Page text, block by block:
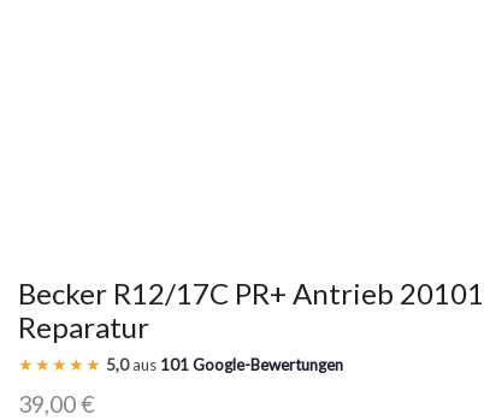
Becker R12/17C PR+ Antrieb
Reparatur
★★★★★ 5,0aus 101 Google-Bewertungen
39,00€